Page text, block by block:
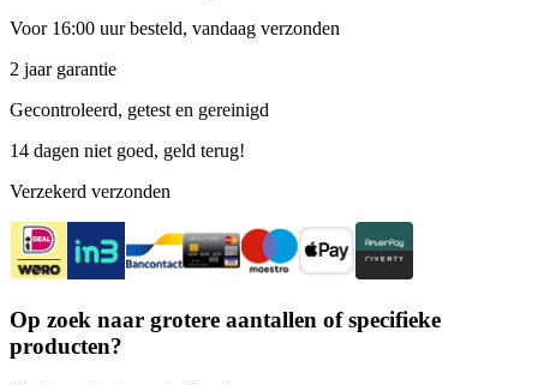
Voor 16:00 uur besteld, vandaag verzonden
2 jaar garantie
Gecontroleerd, getest en gereinigd
14 dagen niet goed, geld terug!
Verzekerd verzonden
Op zoek naar grotere aantallen of specifieke
producten?